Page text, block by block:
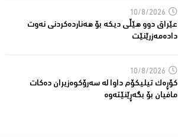
10/8/2026
عێراق دوو هێڵى دیکە بۆ هەناردەکردنی نەوت
دادەمەزرێنێت
10/8/2026
کۆڕەک تیلیکۆم داوا لە سەرۆکوەزیران دەکات
مافیان بۆ بگەڕێنێتەوە